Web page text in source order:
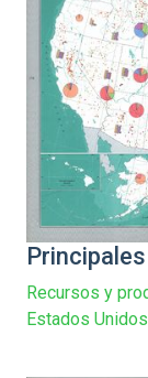
Recursos y
Estados Unidos